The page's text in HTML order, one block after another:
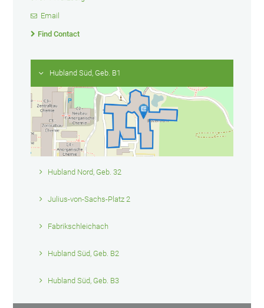
Email
Find Contact
Hubland Süd, Geb. B1
Hubland Nord, Geb. 32
Julius-von-Sachs-Platz 2
Fabrikschleichach
Hubland Süd, Geb. B2
Hubland Süd, Geb. B3